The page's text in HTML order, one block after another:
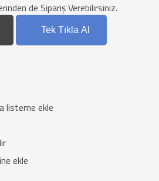
de Sipariş Verebilirsiniz.
Tek Tıkla Al
listeme ekle
ekle